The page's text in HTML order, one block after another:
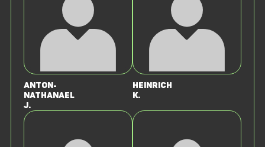
Anton-
Nathanael
J.
Heinrich
K.